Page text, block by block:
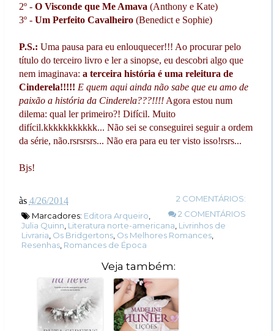
2º - O Visconde que Me Amava (Anthony e Kate)
3º - Um Perfeito Cavalheiro (Benedict e Sophie)
P.S.: Uma pausa para eu enlouquecer!!! Ao procurar pelo
título do terceiro livro e ler a sinopse, eu descobri algo que
nem imaginava: a terceira história é uma releitura de
Cinderela!!!!! E quem aqui ainda não sabe que eu amo de
paixão a história da Cinderela???!!!!Agora estou num
dilema: qual ler primeiro?! Difícil. Muito
difícil.kkkkkkkkkkk... Não sei se conseguirei seguir a ordem
da série, não.rsrsrsrs... Não era para eu ter visto isso!rsrs...
Bjs!
às 4/26/2014
2 COMENTÁRIOS:
2 COMENTÁRIOS
Marcadores: Editora Arqueiro
Julia Quinn Literatura norte-americana Livrinhos de
Livraria Os Bridgertons, Os Melhores Romances,
Resenhas, Romances de Época
Veja também: